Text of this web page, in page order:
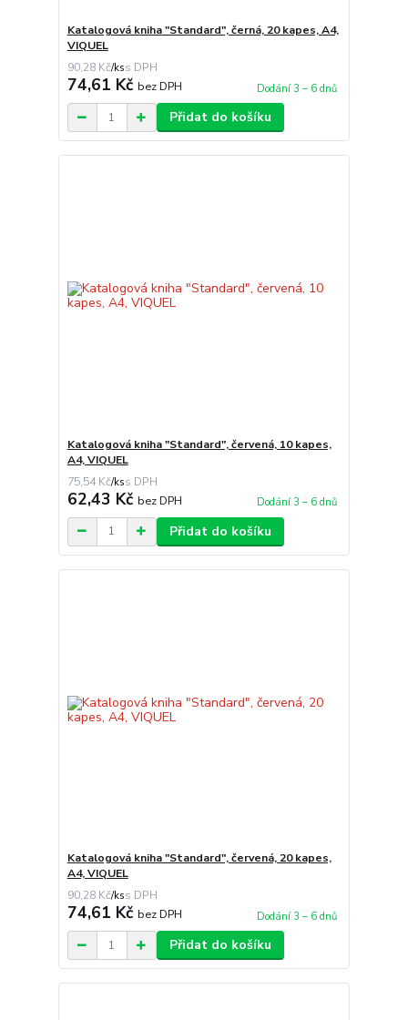
Katalogová kniha "Standard", černá, 20 kapes, A4,
VIQUEL
90,28 Kč/ks
74,61 Kč bez DPH Dodání 3 – 6 dnů
Přidat do košíku
Katalogová kniha "Standard", červená, 10 kapes,
A4, VIQUEL
75,54 Kč/ks
62,43 Kč bez DPH Dodání 3 – 6 dnů
Přidat do košíku
Katalogová kniha "Standard", červená, 20 kapes,
A4, VIQUEL
90,28 Kč/ks
74,61 Kč bez DPH Dodání 3 – 6 dnů
Přidat do košíku